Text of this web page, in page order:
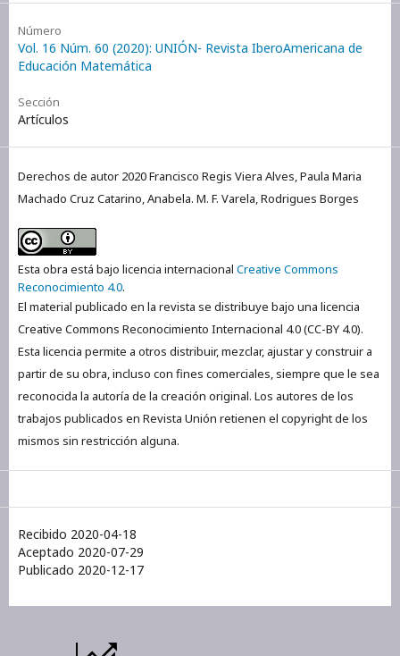
Número
Vol. 16 Núm. 60 (2020): UNIÓN- Revista IberoAmericana de
Educación Matemática
Sección
Artículos
Derechos de autor 2020 Francisco Regis Viera Alves, Paula Maria
Machado Cruz Catarino, Anabela. M. F. Varela, Rodrigues Borges
Esta obra está bajo licencia internacional Creative Commons
Reconocimiento 4.0.
El material publicado en la revista se distribuye bajo una licencia
Creative Commons Reconocimiento Internacional 4.0 (CC-BY 4.0).
Esta licencia permite a otros distribuir, mezclar, ajustar y construir a
partir de su obra, incluso con fines comerciales, siempre que le sea
reconocida la autoría de la creación original. Los autores de los
trabajos publicados en Revista Unión retienen el copyright de los
mismos sin restricción alguna.
Recibido 2020-04-18
Aceptado 2020-07-29
Publicado 2020-12-17